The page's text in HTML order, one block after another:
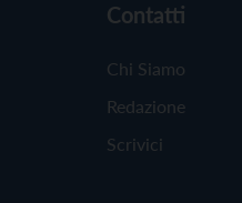
Contatti
Chi Siamo
Redazione
Scrivici